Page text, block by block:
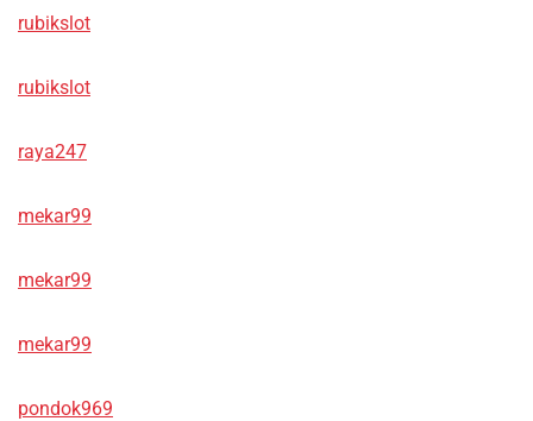
rubikslot
rubikslot
raya247
mekar99
mekar99
mekar99
pondok969